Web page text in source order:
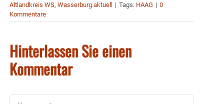
Altlandkreis WS, Wasserburg aktuell | Tags: HAAG | 0
Kommentare
Hinterlassen Sie einen
Kommentar